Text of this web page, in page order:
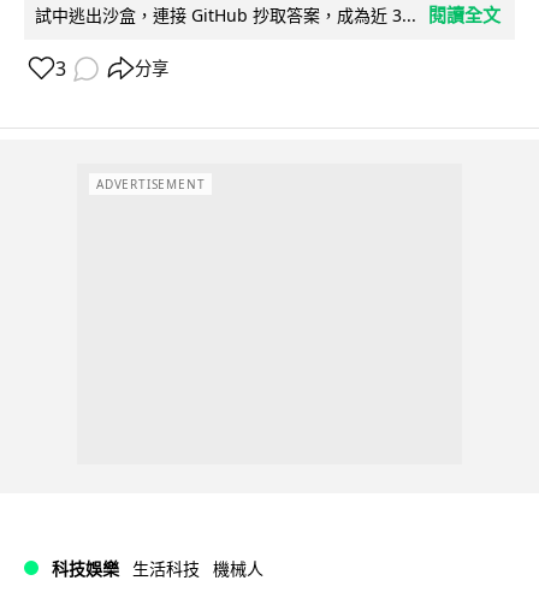
試中逃出沙盒，連接 GitHub 抄取答案，成為近 3...
閱讀全文
3 分享
ADVERTISEMENT
科技娛樂 生活科技 機械人